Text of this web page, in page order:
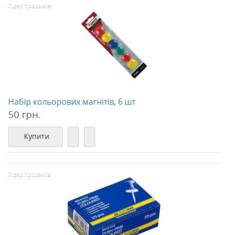
Лідер продажів!
Набір кольорових магнітів, 6 шт
50 грн.
Купити
Лідер продажів!